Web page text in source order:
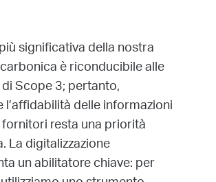
significativa della nostra
è riconducibile alle
Scope 3; pertanto,
delle informazioni
resta una priorità
La digitalizzazione
un abilitatore chiave: per